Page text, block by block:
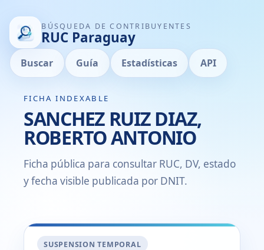
BÚSQUEDA DE CONTRIBUYENTES
RUC Paraguay
Buscar Guía Estadísticas API
FICHA INDEXABLE
SANCHEZ RUIZ DIAZ,
ROBERTO ANTONIO
Ficha pública para consultar RUC, DV, estado
y fecha visible publicada por DNIT.
SUSPENSION TEMPORAL